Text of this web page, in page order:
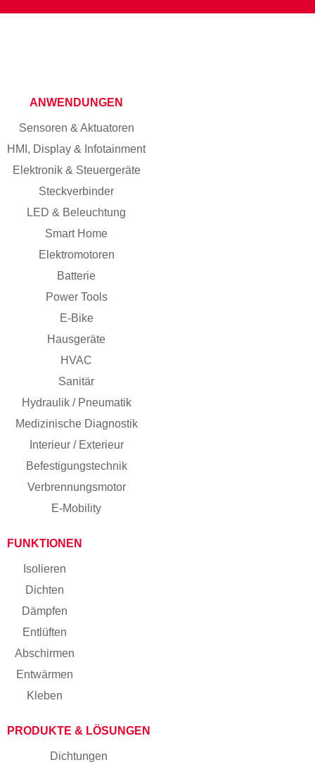
ANWENDUNGEN
Sensoren & Aktuatoren
HMI, Display & Infotainment
Elektronik & Steuergeräte
Steckverbinder
LED & Beleuchtung
Smart Home
Elektromotoren
Batterie
Power Tools
E-Bike
Hausgeräte
HVAC
Sanitär
Hydraulik / Pneumatik
Medizinische Diagnostik
Interieur / Exterieur
Befestigungstechnik
Verbrennungsmotor
E-Mobility
FUNKTIONEN
Isolieren
Dichten
Dämpfen
Entlüften
Abschirmen
Entwärmen
Kleben
PRODUKTE & LÖSUNGEN
Dichtungen